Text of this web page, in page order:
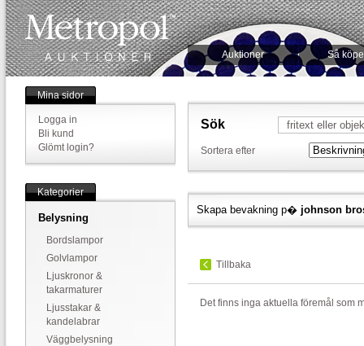
Auktioner Så
Mina sidor
Logga in
Bli kund
Glömt login?
Kategorier
Belysning
Bordslampor
Golvlampor
Ljuskronor &
takarmaturer
Ljusstakar &
kandelabrar
Väggbelysning
Sök
Sortera efter
Skapa bevakning p� johnson
Tillbaka
Det finns inga aktuella föremål som